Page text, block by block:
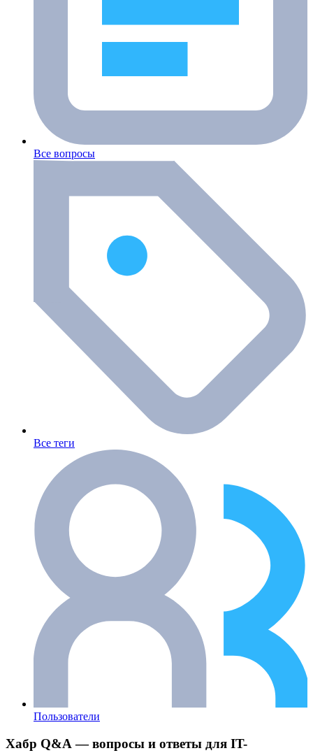
Все вопросы
Все теги
Пользователи
Хабр Q&A — вопросы и ответы для IT-